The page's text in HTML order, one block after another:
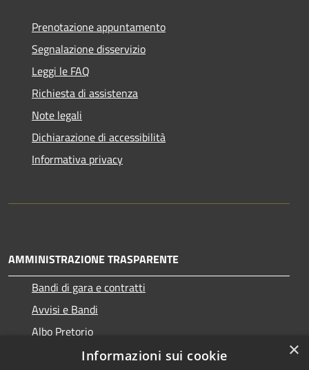
Prenotazione appuntamento
Segnalazione disservizio
Leggi le FAQ
Richiesta di assistenza
Note legali
Dichiarazione di accessibilità
Informativa privacy
AMMINISTRAZIONE TRASPARENTE
Bandi di gara e contratti
Avvisi e Bandi
Albo Pretorio
×
Informazioni sui cookie